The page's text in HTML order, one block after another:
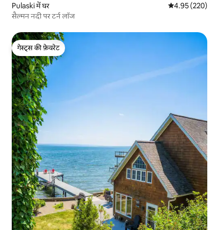
Pulaski में घर औसत रेटिंग 5 में से
4.95 (220)
सैल्मन नदी पर टर्न लॉज
गेस्ट्स की फ़ेवरेट
गेस्ट्स की फ़ेवरेट